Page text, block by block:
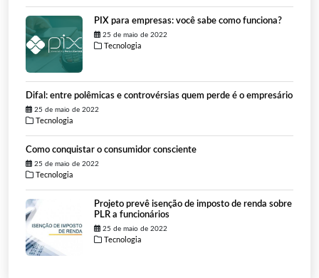
PIX para empresas: você sabe como funciona?
25 de maio de 2022
Tecnologia
Difal: entre polêmicas e controvérsias quem perde é o empresário
25 de maio de 2022
Tecnologia
Como conquistar o consumidor consciente
25 de maio de 2022
Tecnologia
Projeto prevê isenção de imposto de renda sobre
PLR a funcionários
25 de maio de 2022
Tecnologia